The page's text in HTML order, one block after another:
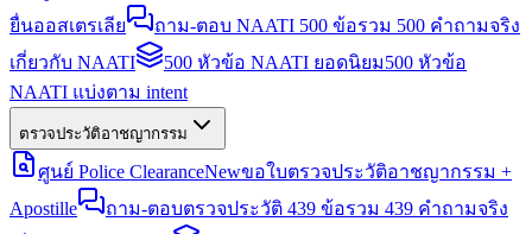
ยื่นออสเตรเลีย
ถาม-ตอบ NAATI 500 ข้อรวม 500 คำถามจริง
เกี่ยวกับ NAATI
500 หัวข้อ NAATI ยอดนิยม500 หัวข้อ
NAATI แบ่งตาม intent
ตรวจประวัติอาชญากรรม
ศูนย์ Police ClearanceNewขอใบตรวจประวัติอาชญากรรม +
Apostille
ถาม-ตอบตรวจประวัติ 439 ข้อรวม 439 คำถามจริง